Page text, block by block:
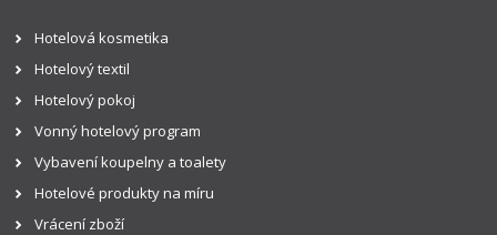
Hotelová kosmetika
Hotelový textil
Hotelový pokoj
Vonný hotelový program
Vybavení koupelny a toalety
Hotelové produkty na míru
Vrácení zboží